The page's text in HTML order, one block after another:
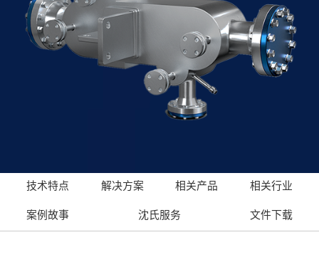
技术特点 解决方案 相关产品 相关行业
案例故事 沈氏服务 文件下载